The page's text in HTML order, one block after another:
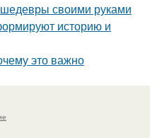
своими руками
историю и
это важно